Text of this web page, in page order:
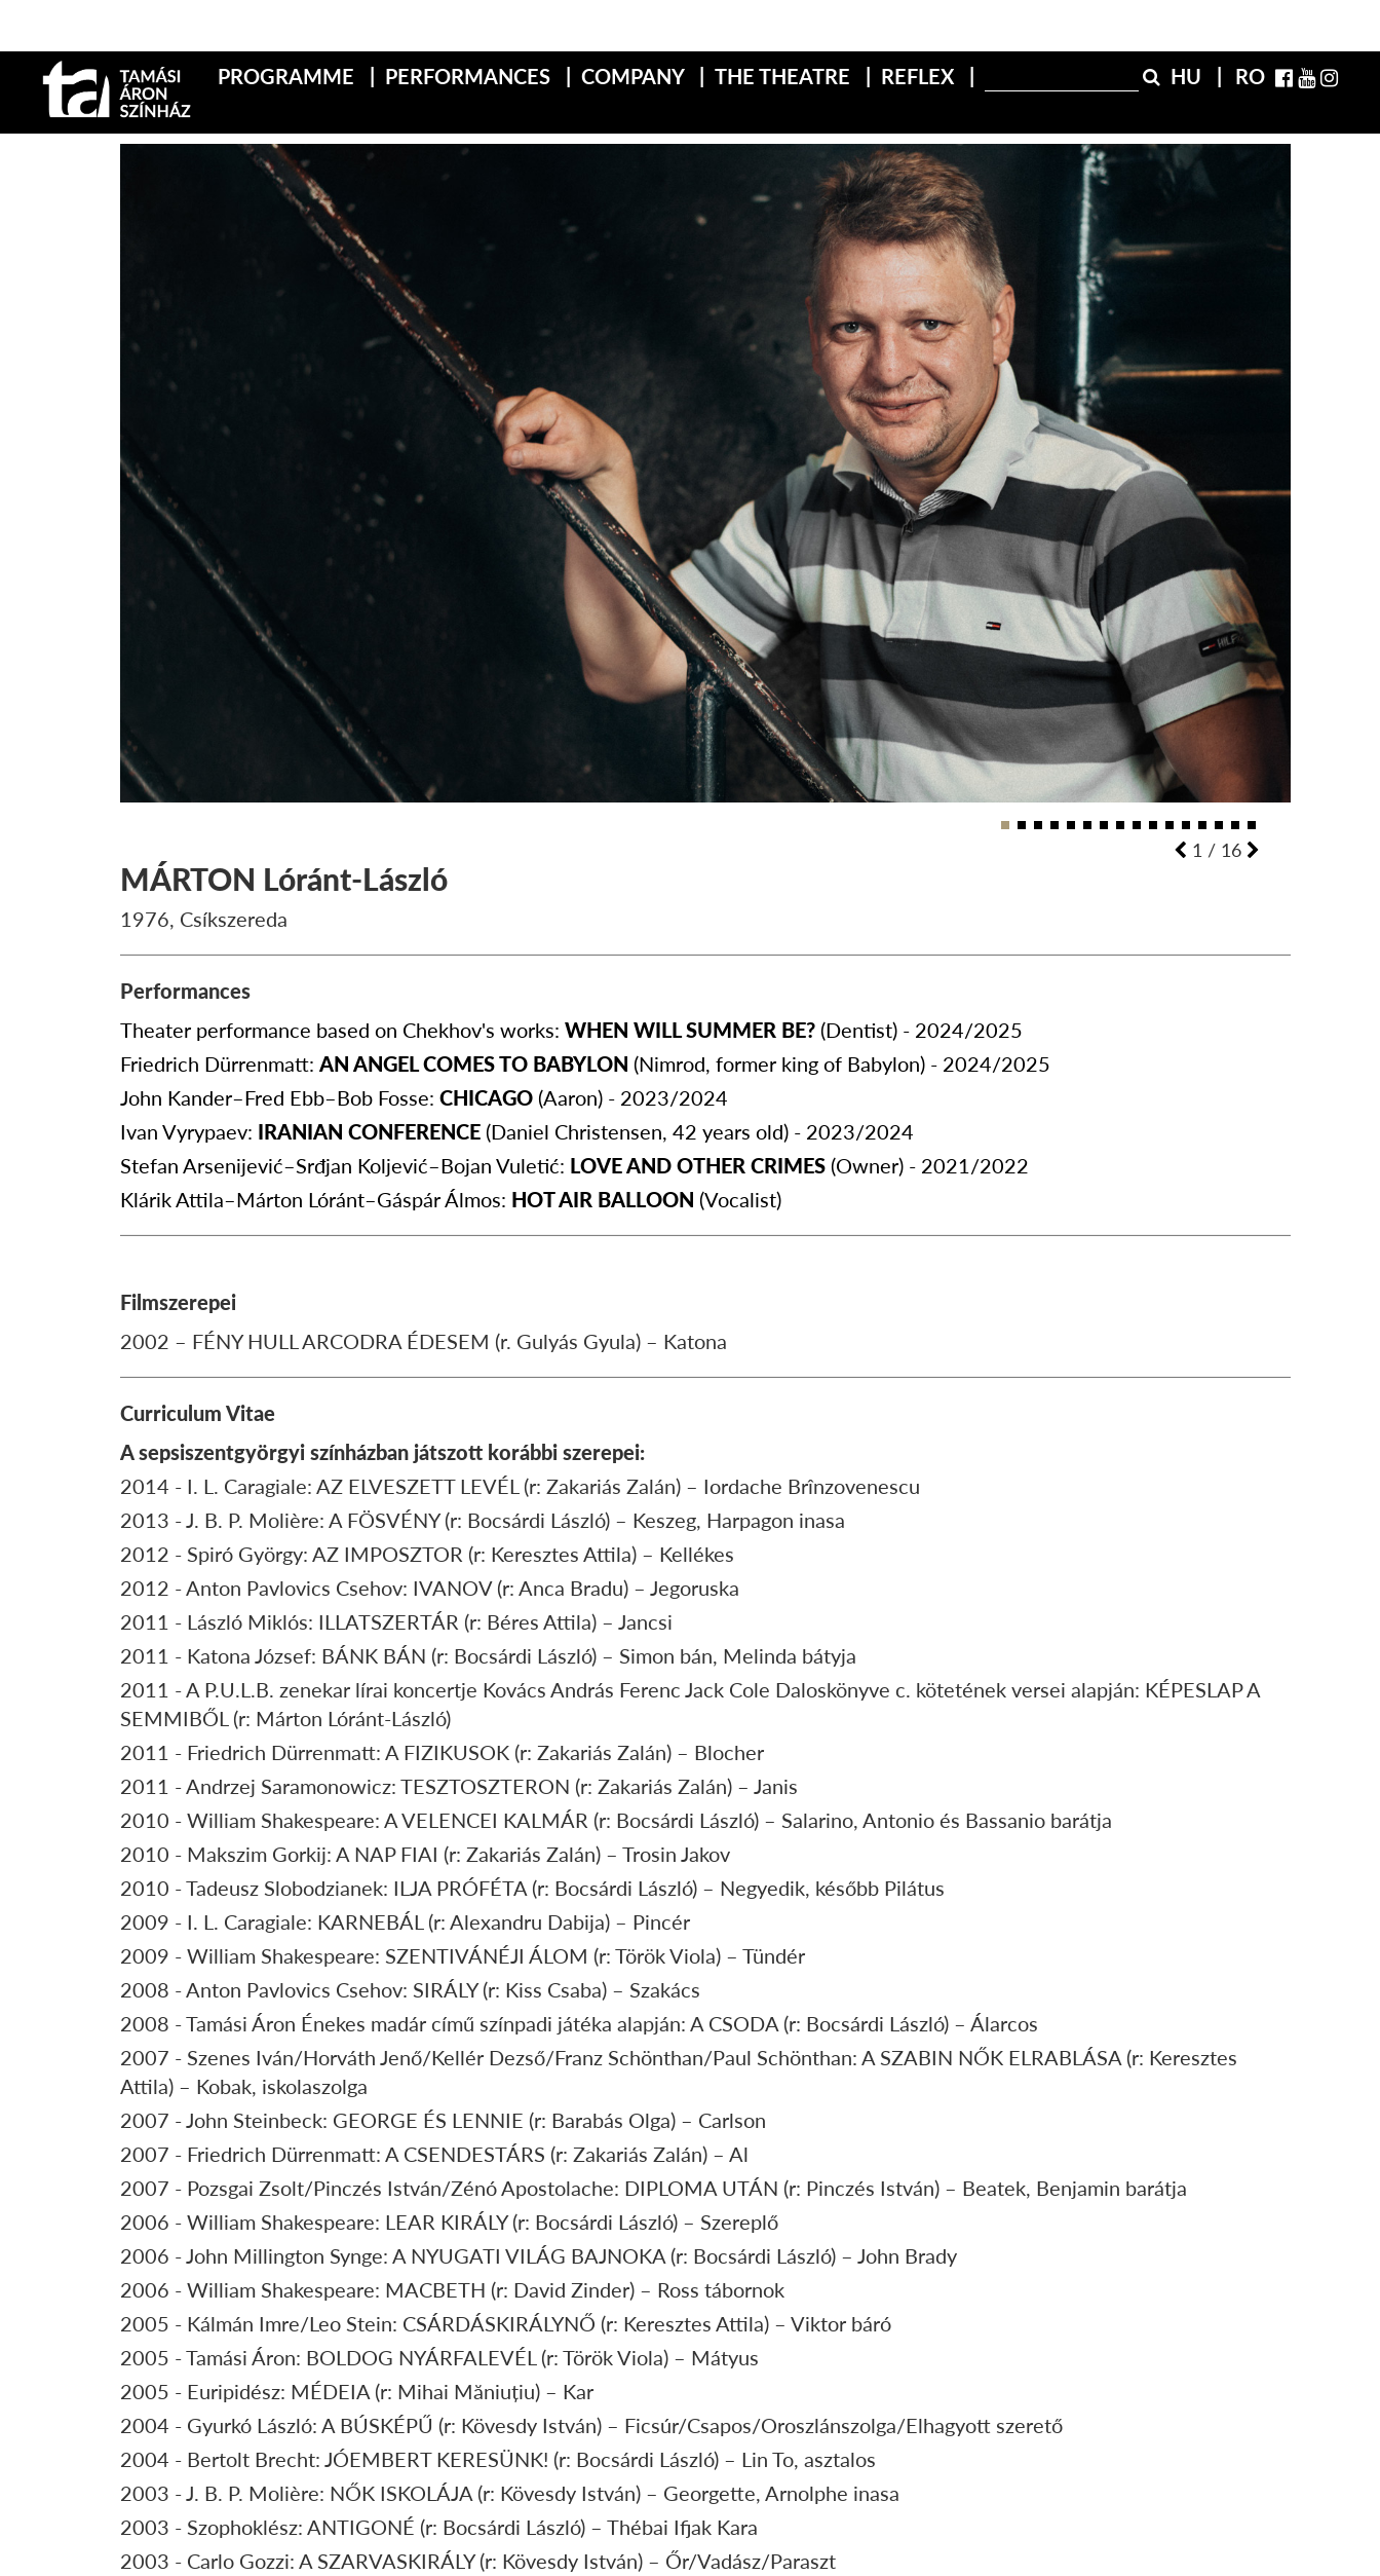
PROGRAMME PERFORMANCES COMPANY THE THEATRE REFLEX HU RO
2 / 16
MÁRTON Lóránt-László
1976, Csíkszereda
Performances
Theater performance based on Chekhov's works: WHEN WILL SUMMER BE? (Dentist) - 2024/2025
Friedrich Dürrenmatt: AN ANGEL COMES TO BABYLON (Nimrod, former king of Babylon) - 2024/2025
John Kander–Fred Ebb–Bob Fosse: CHICAGO (Aaron) - 2023/2024
Ivan Vyrypaev: IRANIAN CONFERENCE (Daniel Christensen, 42 years old) - 2023/2024
Stefan Arsenijević–Srđjan Koljević–Bojan Vuletić: LOVE AND OTHER CRIMES (Owner) - 2021/2022
Klárik Attila–Márton Lóránt–Gáspár Álmos: HOT AIR BALLOON (Vocalist)
Filmszerepei
2002 – FÉNY HULL ARCODRA ÉDESEM (r. Gulyás Gyula) – Katona
Curriculum Vitae
A sepsiszentgyörgyi színházban játszott korábbi szerepei:
2014 - I. L. Caragiale: AZ ELVESZETT LEVÉL (r: Zakariás Zalán) – Iordache Brînzovenescu
2013 - J. B. P. Molière: A FÖSVÉNY (r: Bocsárdi László) – Keszeg, Harpagon inasa
2012 - Spiró György: AZ IMPOSZTOR (r: Keresztes Attila) – Kellékes
2012 - Anton Pavlovics Csehov: IVANOV (r: Anca Bradu) – Jegoruska
2011 - László Miklós: ILLATSZERTÁR (r: Béres Attila) – Jancsi
2011 - Katona József: BÁNK BÁN (r: Bocsárdi László) – Simon bán, Melinda bátyja
2011 - A P.U.L.B. zenekar lírai koncertje Kovács András Ferenc Jack Cole Daloskönyve c. kötetének versei alapján: KÉPESLAP A
SEMMIBŐL (r: Márton Lóránt-László)
2011 - Friedrich Dürrenmatt: A FIZIKUSOK (r: Zakariás Zalán) – Blocher
2011 - Andrzej Saramonowicz: TESZTOSZTERON (r: Zakariás Zalán) – Janis
2010 - William Shakespeare: A VELENCEI KALMÁR (r: Bocsárdi László) – Salarino, Antonio és Bassanio barátja
2010 - Makszim Gorkij: A NAP FIAI (r: Zakariás Zalán) – Trosin Jakov
2010 - Tadeusz Slobodzianek: ILJA PRÓFÉTA (r: Bocsárdi László) – Negyedik, később Pilátus
2009 - I. L. Caragiale: KARNEBÁL (r: Alexandru Dabija) – Pincér
2009 - William Shakespeare: SZENTIVÁNÉJI ÁLOM (r: Török Viola) – Tündér
2008 - Anton Pavlovics Csehov: SIRÁLY (r: Kiss Csaba) – Szakács
2008 - Tamási Áron Énekes madár című színpadi játéka alapján: A CSODA (r: Bocsárdi László) – Álarcos
2007 - Szenes Iván/Horváth Jenő/Kellér Dezső/Franz Schönthan/Paul Schönthan: A SZABIN NŐK ELRABLÁSA (r: Keresztes
Attila) – Kobak, iskolaszolga
2007 - John Steinbeck: GEORGE ÉS LENNIE (r: Barabás Olga) – Carlson
2007 - Friedrich Dürrenmatt: A CSENDESTÁRS (r: Zakariás Zalán) – Al
2007 - Pozsgai Zsolt/Pinczés István/Zénó Apostolache: DIPLOMA UTÁN (r: Pinczés István) – Beatek, Benjamin barátja
2006 - William Shakespeare: LEAR KIRÁLY (r: Bocsárdi László) – Szereplő
2006 - John Millington Synge: A NYUGATI VILÁG BAJNOKA (r: Bocsárdi László) – John Brady
2006 - William Shakespeare: MACBETH (r: David Zinder) – Ross tábornok
2005 - Kálmán Imre/Leo Stein: CSÁRDÁSKIRÁLYNŐ (r: Keresztes Attila) – Viktor báró
2005 - Tamási Áron: BOLDOG NYÁRFALEVÉL (r: Török Viola) – Mátyus
2005 - Euripidész: MÉDEIA (r: Mihai Măniuțiu) – Kar
2004 - Gyurkó László: A BÚSKÉPŰ (r: Kövesdy István) – Ficsúr/Csapos/Oroszlánszolga/Elhagyott szerető
2004 - Bertolt Brecht: JÓEMBERT KERESÜNK! (r: Bocsárdi László) – Lin To, asztalos
2003 - J. B. P. Molière: NŐK ISKOLÁJA (r: Kövesdy István) – Georgette, Arnolphe inasa
2003 - Szophoklész: ANTIGONÉ (r: Bocsárdi László) – Thébai Ifjak Kara
2003 - Carlo Gozzi: A SZARVASKIRÁLY (r: Kövesdy István) – Őr/Vadász/Paraszt